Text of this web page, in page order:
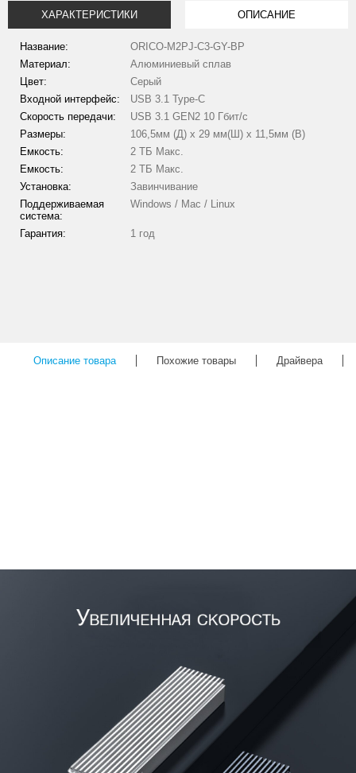
ХАРАКТЕРИСТИКИ ОПИСАНИЕ
Название:
ORICO-M2PJ-C3-GY-BP
Материал:
Алюминиевый сплав
Цвет:
Серый
Входной интерфейс:
USB 3.1 Type-C
Скорость передачи:
USB 3.1 GEN2 10 Гбит/с
Размеры:
106,5мм (Д) х 29 мм(Ш) х 11,5мм (В)
Емкость:
2 ТБ Макс.
Емкость:
2 ТБ Макс.
Установка:
Завинчивание
Поддерживаемая
система:
Windows / Mac / Linux
Гарантия: 1 год
Описание товара Похожие товары Драйвера